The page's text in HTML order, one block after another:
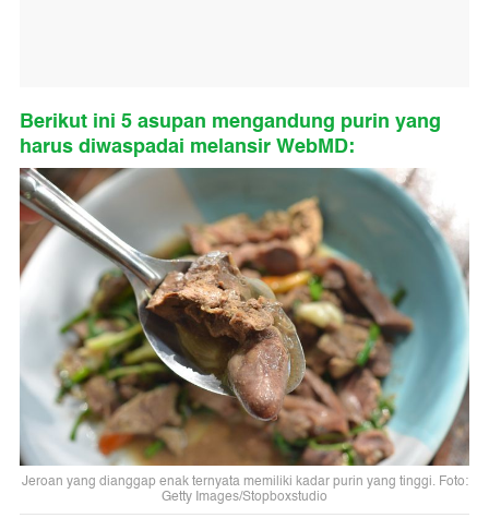
Berikut ini 5 asupan mengandung purin yang
harus diwaspadai melansir WebMD:
Jeroan yang dianggap enak ternyata memiliki kadar purin yang tinggi. Foto:
Getty Images/Stopboxstudio